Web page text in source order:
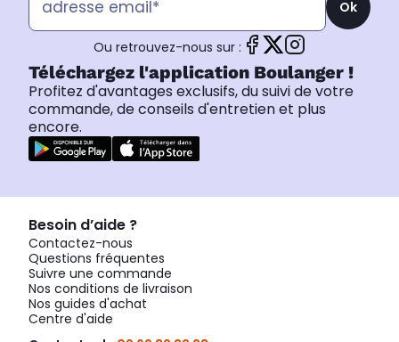
Ok
Ou retrouvez-nous sur :
Téléchargez l'application Boulanger !
Profitez d'avantages exclusifs, du suivi de votre
commande, de conseils d'entretien et plus
encore.
Besoin d’aide ?
Contactez-nous
Questions fréquentes
Suivre une commande
Nos conditions de livraison
Nos guides d'achat
Centre d'aide